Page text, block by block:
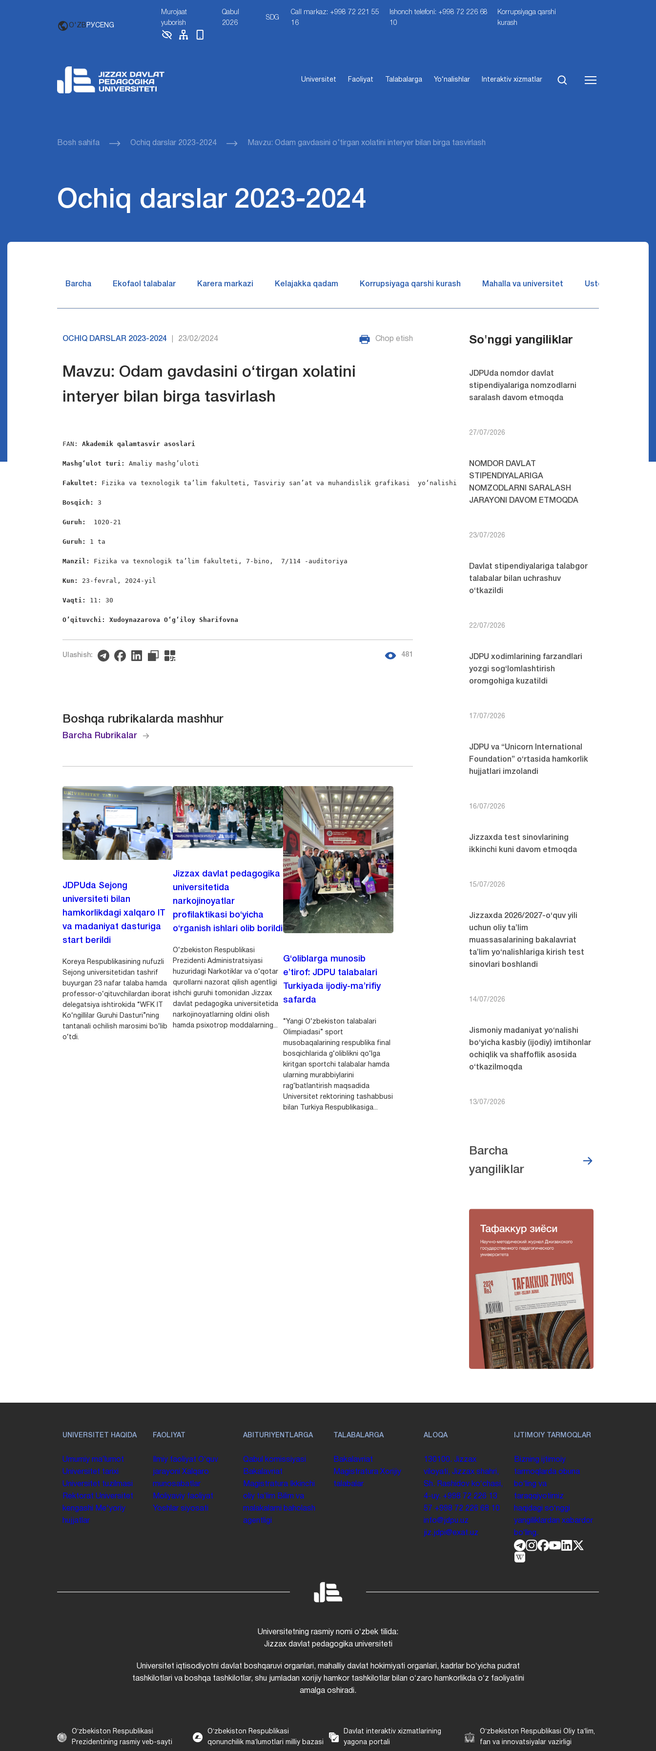
O'ZB РУСENG
Murojaat
yuborish
Qabul
2026
SDG
Call markaz: +998 72 221 55
16
Ishonch telefoni: +998 72 226 68
10
Korrupsiyaga qarshi
kurash
Universitet Faoliyat Talabalarga Yo‘nalishlar Interaktiv xizmatlar
Bosh sahifa Ochiq darslar 2023-2024 Mavzu: Odam gavdasini o‘tirgan xolatini interyer bilan birga tasvirlash
Ochiq darslar 2023-2024
Barcha Ekofaol talabalar Karera markazi Kelajakka qadam Korrupsiyaga qarshi kurash Mahalla va universitet Ustozlar suhbatin
OCHIQ DARSLAR 2023-2024 23/02/2024 Chop etish
Mavzu: Odam gavdasini o‘tirgan xolatini
interyer bilan birga tasvirlash
FAN: Akademik qalamtasvir asoslari
Mashg‘ulot turi: Amaliy mashg’uloti
Fakultet: Fizika va texnologik ta’lim fakulteti, Tasviriy san’at va muhandislik grafikasi  yo‘nalishi
Bosqich: 3
Guruh: 1020-21
Guruh: 1 ta
Manzil: Fizika va texnologik ta’lim fakulteti, 7-bino,  7/114 -auditoriya
Kun: 23-fevral, 2024-yil
Vaqti: 11: 30
O’qituvchi: Xudoynazarova O‘g‘iloy Sharifovna
Ulashish: 481
Boshqa rubrikalarda mashhur
Barcha Rubrikalar
JDPUda Sejong
universiteti bilan
hamkorlikdagi xalqaro IT
va madaniyat dasturiga
start berildi
Koreya Respublikasining nufuzli
Sejong universitetidan tashrif
buyurgan 23 nafar talaba hamda
professor-o‘qituvchilardan iborat
delegatsiya ishtirokida “WFK IT
Ko‘ngillilar Guruhi Dasturi”ning
tantanali ochilish marosimi bo‘lib
o‘tdi.
Jizzax davlat pedagogika
universitetida
narkojinoyatlar
profilaktikasi bo‘yicha
o‘rganish ishlari olib borildi
O‘zbekiston Respublikasi
Prezidenti Administratsiyasi
huzuridagi Narkotiklar va o‘qotar
qurollarni nazorat qilish agentligi
ishchi guruhi tomonidan Jizzax
davlat pedagogika universitetida
narkojinoyatlarning oldini olish
hamda psixotrop moddalarning...
G‘oliblarga munosib
e’tirof: JDPU talabalari
Turkiyada ijodiy-ma’rifiy
safarda
“Yangi O‘zbekiston talabalari
Olimpiadasi” sport
musobaqalarining respublika final
bosqichlarida g‘oliblikni qo‘lga
kiritgan sportchi talabalar hamda
ularning murabbiylarini
rag‘batlantirish maqsadida
Universitet rektorining tashabbusi
bilan Turkiya Respublikasiga...
So'nggi yangiliklar
JDPUda nomdor davlat
stipendiyalariga nomzodlarni
saralash davom etmoqda
27/07/2026
NOMDOR DAVLAT
STIPENDIYALARIGA
NOMZODLARNI SARALASH
JARAYONI DAVOM ETMOQDA
23/07/2026
Davlat stipendiyalariga talabgor
talabalar bilan uchrashuv
o‘tkazildi
22/07/2026
JDPU xodimlarining farzandlari
yozgi sog‘lomlashtirish
oromgohiga kuzatildi
17/07/2026
JDPU va “Unicorn International
Foundation” o‘rtasida hamkorlik
hujjatlari imzolandi
16/07/2026
Jizzaxda test sinovlarining
ikkinchi kuni davom etmoqda
15/07/2026
Jizzaxda 2026/2027-o‘quv yili
uchun oliy ta’lim
muassasalarining bakalavriat
ta’lim yo‘nalishlariga kirish test
sinovlari boshlandi
14/07/2026
Jismoniy madaniyat yo‘nalishi
bo‘yicha kasbiy (ijodiy) imtihonlar
ochiqlik va shaffoflik asosida
o‘tkazilmoqda
13/07/2026
Barcha
yangiliklar
UNIVERSITET HAQIDA
Umumiy maʼlumot
Universitet tarixi
Universitet tuzilmasi
Rektorat Universitet
kengashi
Me'yoriy
hujjatlar
FAOLIYAT
Ilmiy faoliyat Oʻquv
jarayoni Xalqaro
munosabatlar
Moliyaviy faoliyat
Yoshlar siyosati
ABITURIYENTLARGA
Qabul komissiyasi
Bakalavriat
Magistratura
Ikkinchi
oliy taʼlim Bilim va
malakalarni baholash
agentligi
TALABALARGA
Bakalavriat
Magistratura Xorijiy
talabalar
ALOQA
130100. Jizzax
viloyati, Jizzax shahri,
Sh. Rashidov koʻchasi,
4-uy. +998 72 226 13
57 +998 72 226 68 10
info@jdpu.uz
jiz.jdpi@exat.uz
IJTIMOIY TARMOQLAR
Bizning ijtimoiy
tarmoqlarda obuna
boʻling va
taraqqiyotimiz
haqidagi soʻnggi
yangiliklardan xabardor
boʻling.
Universitetning rasmiy nomi oʻzbek tilida:
Jizzax davlat pedagogika universiteti
Universitet iqtisodiyotni davlat boshqaruvi organlari, mahalliy davlat hokimiyati organlari, kadrlar boʻyicha pudrat
tashkilotlari va boshqa tashkilotlar, shu jumladan xorijiy hamkor tashkilotlar bilan oʻzaro hamkorlikda oʻz faoliyatini
amalga oshiradi.
Oʻzbekiston Respublikasi
Prezidentining rasmiy veb-sayti
Oʻzbekiston Respublikasi
qonunchilik maʼlumotlari milliy bazasi
Davlat interaktiv xizmatlarining
yagona portali
Oʻzbekiston Respublikasi Oliy taʼlim,
fan va innovatsiyalar vazirligi